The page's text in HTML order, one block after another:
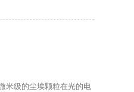
米级的尘埃颗粒在光的电